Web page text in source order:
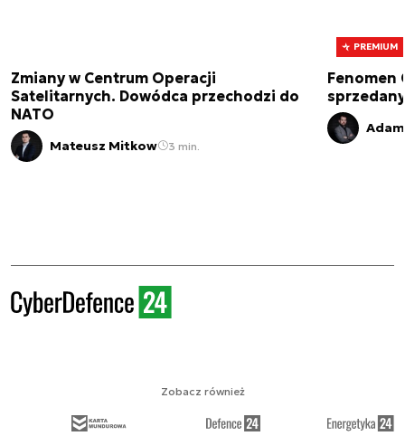
Zmiany w Centrum Operacji
Satelitarnych. Dowódca przechodzi do
NATO
Mateusz Mitkow 3 min.
PREMIUM
Fenomen
Zobacz również